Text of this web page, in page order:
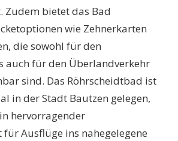
bietet das Bad
wie Zehnerkarten
die sowohl für den
auch für den Überlandverkehr
sind. Das Röhrscheidtbad ist
in der Stadt Bautzen gelegen,
hervorragender
Ausflüge ins nahegelegene